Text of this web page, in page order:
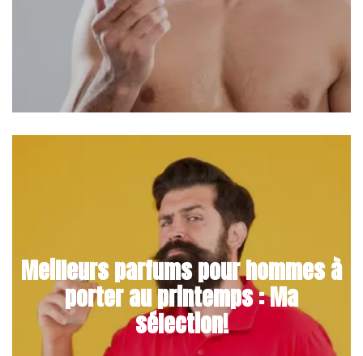
Meilleurs parfums pour hommes à
porter au printemps : Ma
sélection!